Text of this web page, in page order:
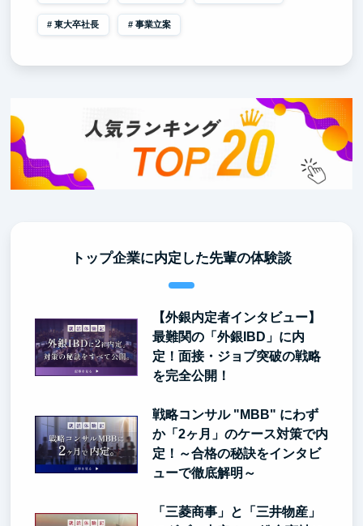
東大卒社長 事業立案
トップ企業に内定した先輩の体験談
【外銀内定者インタビュー】
最難関の「外銀IBD」に内
定！面接・ジョブ突破の戦略
を完全公開！
戦略コンサル "MBB" にわず
か「2ヶ月」のケース対策で内
定！～合格の秘訣をインタビ
ューで徹底解明～
「三菱商事」と「三井物産」